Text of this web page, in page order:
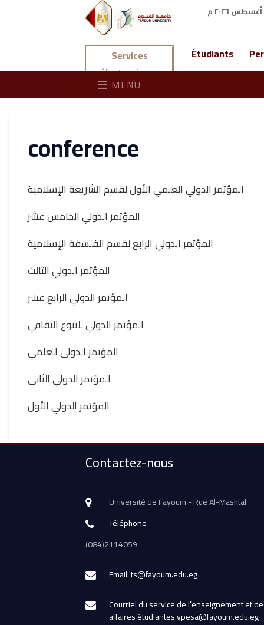
Services
électroniques
Étudiants
MENU
conference
المؤتمر الدولي العلمي الأول لقسم الشريعة الإسلامية
المؤتمر الدولي الخامس عشر
المؤتمر الدولي الرابع لقسم الفلسفة الإسلامية
المؤتمر الدولي الثالث
المؤتمر الدولي الرابع عشر
المؤتمر الدولي للتنوع الثقافي
المؤتمر الدولي العلمي
المؤتمر الدولي الثانى
المؤتمر الدولي الأول
Contactez-nous
Université de Fayoum - Rue Al-Mashtal
Téléphone
(084)2114059
Email: ts@fayoum.edu.eg
Courriel du service de l’enseignement et
affaires étudiantes vpesa@fayoum.edu.eg